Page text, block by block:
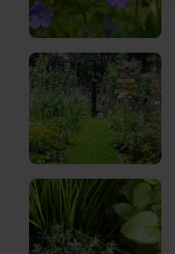
les
mauvaises
herbes
est
une
corvée
peu
appréciée,
mais
elle
est
indispensable